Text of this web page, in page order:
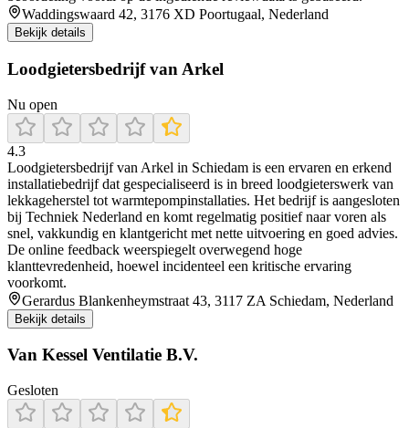
Waddingswaard 42, 3176 XD Poortugaal, Nederland
Bekijk details
Loodgietersbedrijf van Arkel
Nu open
4.3
Loodgietersbedrijf van Arkel in Schiedam is een ervaren en erkend
installatiebedrijf dat gespecialiseerd is in breed loodgieterswerk van
lekkageherstel tot warmtepompinstallaties. Het bedrijf is aangesloten
bij Techniek Nederland en komt regelmatig positief naar voren als
snel, vakkundig en klantgericht met nette uitvoering en goed advies.
De online feedback weerspiegelt overwegend hoge
klanttevredenheid, hoewel incidenteel een kritische ervaring
voorkomt.
Gerardus Blankenheymstraat 43, 3117 ZA Schiedam, Nederland
Bekijk details
Van Kessel Ventilatie B.V.
Gesloten